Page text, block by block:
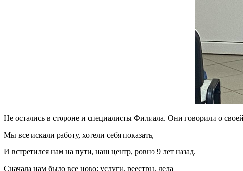
Не остались в стороне и специалисты Филиала. Они говорили о
Мы все искали работу, хотели себя показать,
И встретился нам на пути, наш центр, ровно 9 лет назад.
Сначала нам было все ново: услуги, реестры, дела